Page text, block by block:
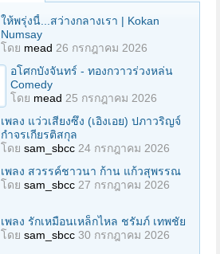
ให้พรุ่งนี้...สว่างกลางเรา | Kokan
Numsay
โดย mead 26 กรกฎาคม 2026
อโศกบังจันทร์ - ทองกวาวร่วงหล่น
Comedy
โดย mead 25 กรกฎาคม 2026
เพลง แว่วเสียงซึง (เอิงเอย) ปภาวริญจ์
กำจรเกียรติสกุล
โดย sam_sbcc 24 กรกฎาคม 2026
เพลง สวรรค์ชาวนา ก้าน แก้วสุพรรณ
โดย sam_sbcc 27 กรกฎาคม 2026
เพลง รักเหมือนเหล็กไหล ชรัมภ์ เทพชัย
โดย sam_sbcc 30 กรกฎาคม 2026